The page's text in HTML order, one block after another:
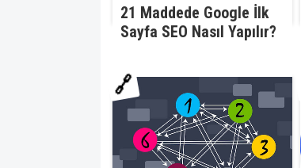
21 Maddede Google İlk
Sayfa SEO Nasıl Yapılır?
🔗